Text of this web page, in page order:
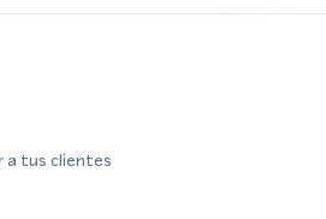
a tus clientes